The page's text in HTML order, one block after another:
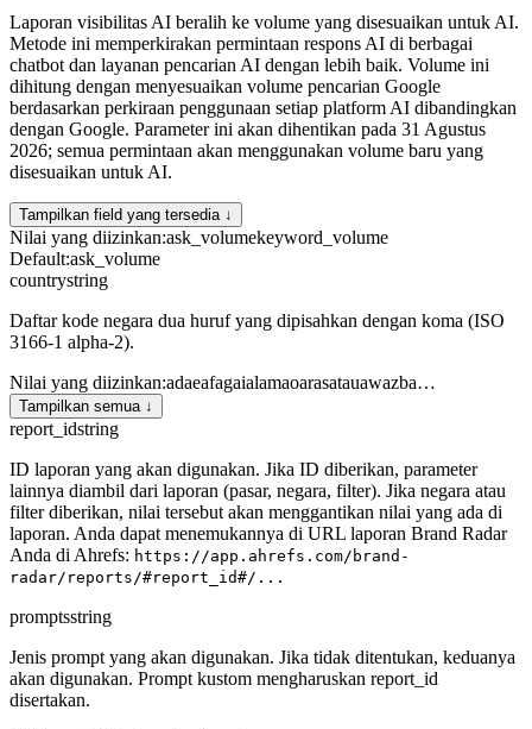
Laporan visibilitas AI beralih ke volume yang disesuaikan untuk AI.
Metode ini memperkirakan permintaan respons AI di berbagai
chatbot dan layanan pencarian AI dengan lebih baik. Volume ini
dihitung dengan menyesuaikan volume pencarian Google
berdasarkan perkiraan penggunaan setiap platform AI dibandingkan
dengan Google. Parameter ini akan dihentikan pada 31 Agustus
2026; semua permintaan akan menggunakan volume baru yang
disesuaikan untuk AI.
Tampilkan field yang tersedia ↓
Nilai yang diizinkan:ask_volumekeyword_volume
Default:ask_volume
countrystring
Daftar kode negara dua huruf yang dipisahkan dengan koma (ISO
3166-1 alpha-2).
Nilai yang diizinkan:adaeafagaialamaoarasatauawazba…
Tampilkan semua ↓
report_idstring
ID laporan yang akan digunakan. Jika ID diberikan, parameter
lainnya diambil dari laporan (pasar, negara, filter). Jika negara atau
filter diberikan, nilai tersebut akan menggantikan nilai yang ada di
laporan. Anda dapat menemukannya di URL laporan Brand Radar
Anda di Ahrefs: https://app.ahrefs.com/brand-
radar/reports/#report_id#/...
promptsstring
Jenis prompt yang akan digunakan. Jika tidak ditentukan, keduanya
akan digunakan. Prompt kustom mengharuskan report_id
disertakan.